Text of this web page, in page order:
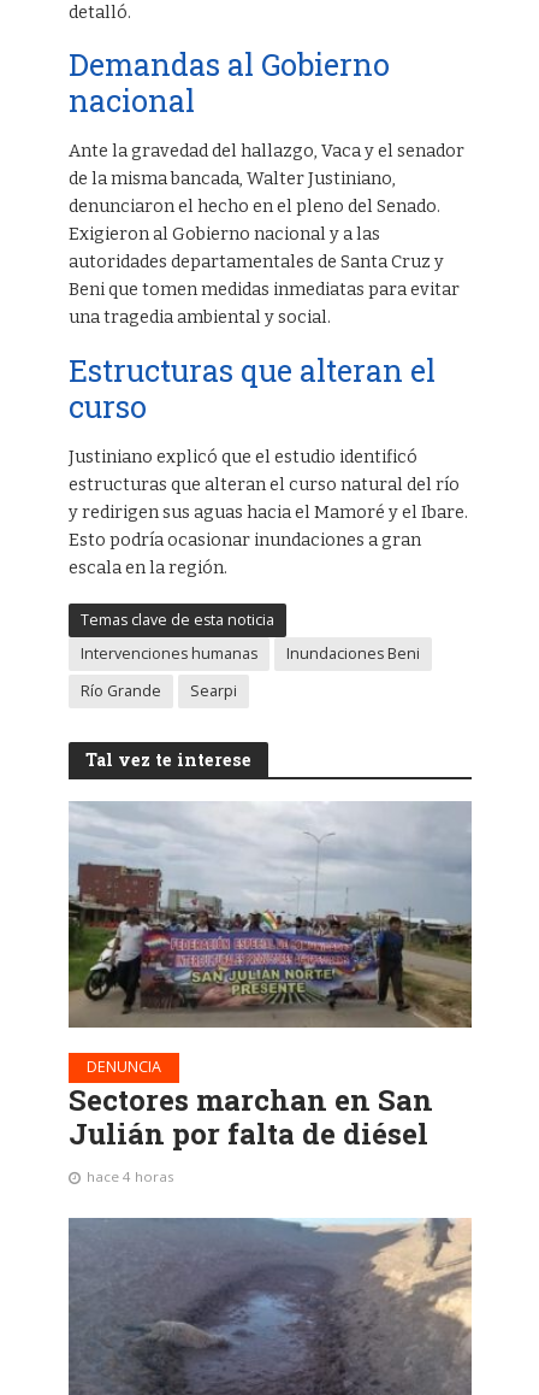
detalló.
Demandas al Gobierno
nacional
Ante la gravedad del hallazgo, Vaca y el senador
de la misma bancada, Walter Justiniano,
denunciaron el hecho en el pleno del Senado.
Exigieron al Gobierno nacional y a las
autoridades departamentales de Santa Cruz y
Beni que tomen medidas inmediatas para evitar
una tragedia ambiental y social.
Estructuras que alteran el
curso
Justiniano explicó que el estudio identificó
estructuras que alteran el curso natural del río
y redirigen sus aguas hacia el Mamoré y el Ibare.
Esto podría ocasionar inundaciones a gran
escala en la región.
Temas clave de esta noticia
Intervenciones humanas
Inundaciones Beni
Río Grande
Searpi
Tal vez te interese
DENUNCIA
Sectores marchan en San
Julián por falta de diésel
hace 4 horas